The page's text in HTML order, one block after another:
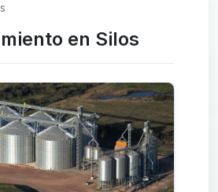
en Silos